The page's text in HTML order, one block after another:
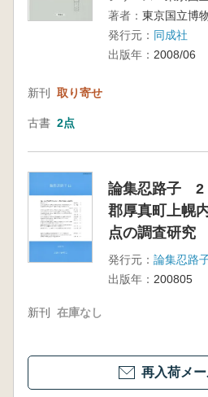
著者： 東京国立博
発行元： 同成社
出版年： 2008/06
新刊 取り寄せ
古書 2点
論集忍路子 2
郡厚真町上幌
点の調査研究
発行元： 論集忍路
出版年： 200805
新刊 在庫なし
再入荷メ